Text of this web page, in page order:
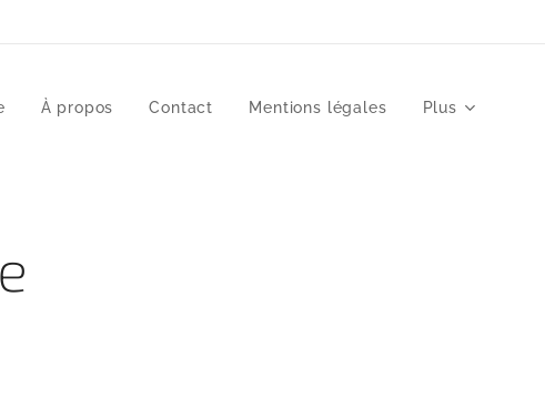
À propos Contact Mentions légales Plus